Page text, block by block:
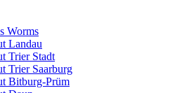
Worms
Landau
Trier Stadt
Trier Saarburg
Bitburg-Prüm